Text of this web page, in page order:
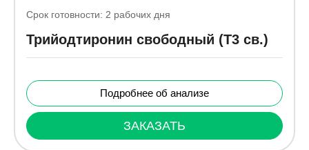
Срок готовности: 2 рабочих дня
Трийодтиронин свободный (Т3 св.)
Подробнее об анализе
ЗАКАЗАТЬ